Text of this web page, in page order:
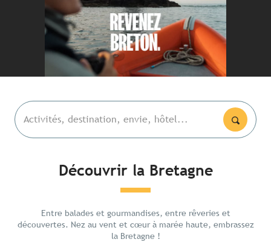
Activités, destination, envie, hôtel...
Découvrir la Bretagne
Entre balades et gourmandises, entre rêveries et
découvertes. Nez au vent et cœur à marée haute, embrassez
la Bretagne !
Les lieux emblématiques
Itinéraires